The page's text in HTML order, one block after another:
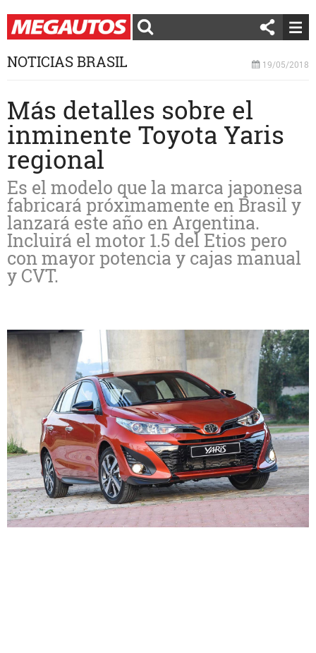
NOTICIAS BRASIL 19/05/2018
Más detalles sobre el
inminente Toyota Yaris
regional
Es el modelo que la marca japonesa
fabricará próximamente en Brasil y
lanzará este año en Argentina.
Incluirá el motor 1.5 del Etios pero
con mayor potencia y cajas manual
y CVT.